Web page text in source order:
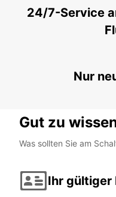
YVETOT
24/7-Service
Nur
Gut zu
Was sollten Sie am
Ihr gültiger